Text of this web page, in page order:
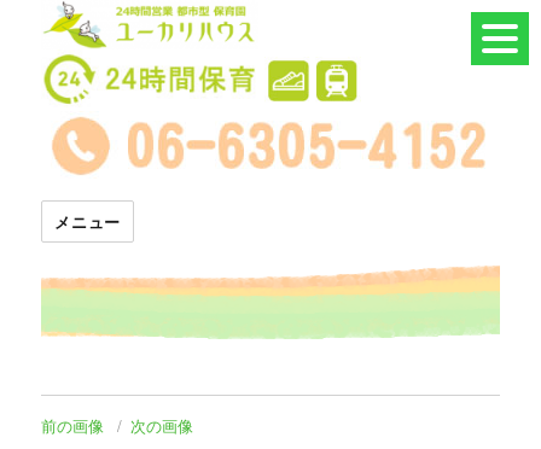
24時間託児所 ユーカリハウス
メニュー
前の画像 次の画像